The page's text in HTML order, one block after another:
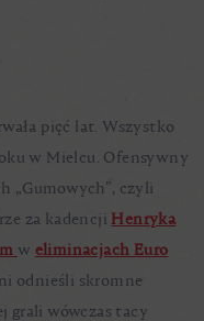
pięć lat. Wszystko
w Mielcu. Ofensywny
„Gumowych”, czyli
za kadencjiHenryka
w eliminacjach Euro
odnieśli skromne
grali wówczas tacy